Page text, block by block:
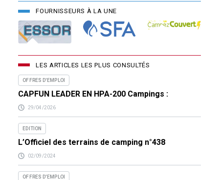
FOURNISSEURS À LA UNE
LES ARTICLES LES PLUS CONSULTÉS
OFFRES D'EMPLOI
CAPFUN LEADER EN HPA-200 Campings :
29/04/2026
EDITION
L’Officiel des terrains de camping n°438
02/09/2024
OFFRES D'EMPLOI